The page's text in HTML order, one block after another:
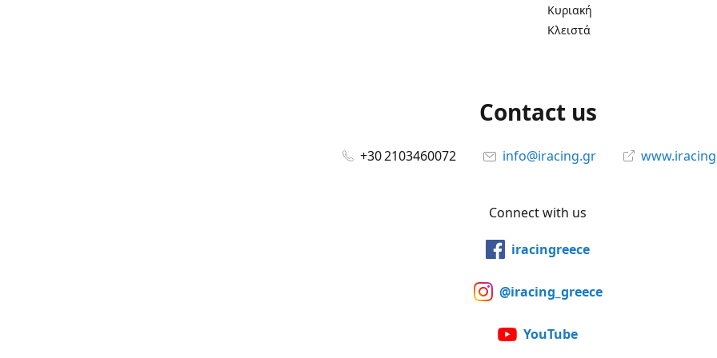
Κυριακή
Κλειστά
Contact us
+30 2103460072 info@iracing.gr
Connect with us
iracingreece
@iracing_greece
YouTube